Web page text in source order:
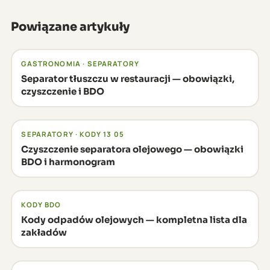
bezpłatnie, odpowiedzialność za nielegalne
przekazanie odpadu spoczywa na wytwórcy —
czyli na restauracji.
RAN-SIGMA (BDO 000011139) oferuje odbiory
cykliczne dostosowane do harmonogramu
lokalu — bez konieczności każdorazowego
umawiania się telefonicznie.
Powiązane artykuły
GASTRONOMIA · SEPARATORY
Separator tłuszczu w restauracji — obowiązki,
czyszczenie i BDO
SEPARATORY · KODY 13 05
Czyszczenie separatora olejowego — obowiązki
BDO i harmonogram
KODY BDO
Kody odpadów olejowych — kompletna lista dla
zakładów